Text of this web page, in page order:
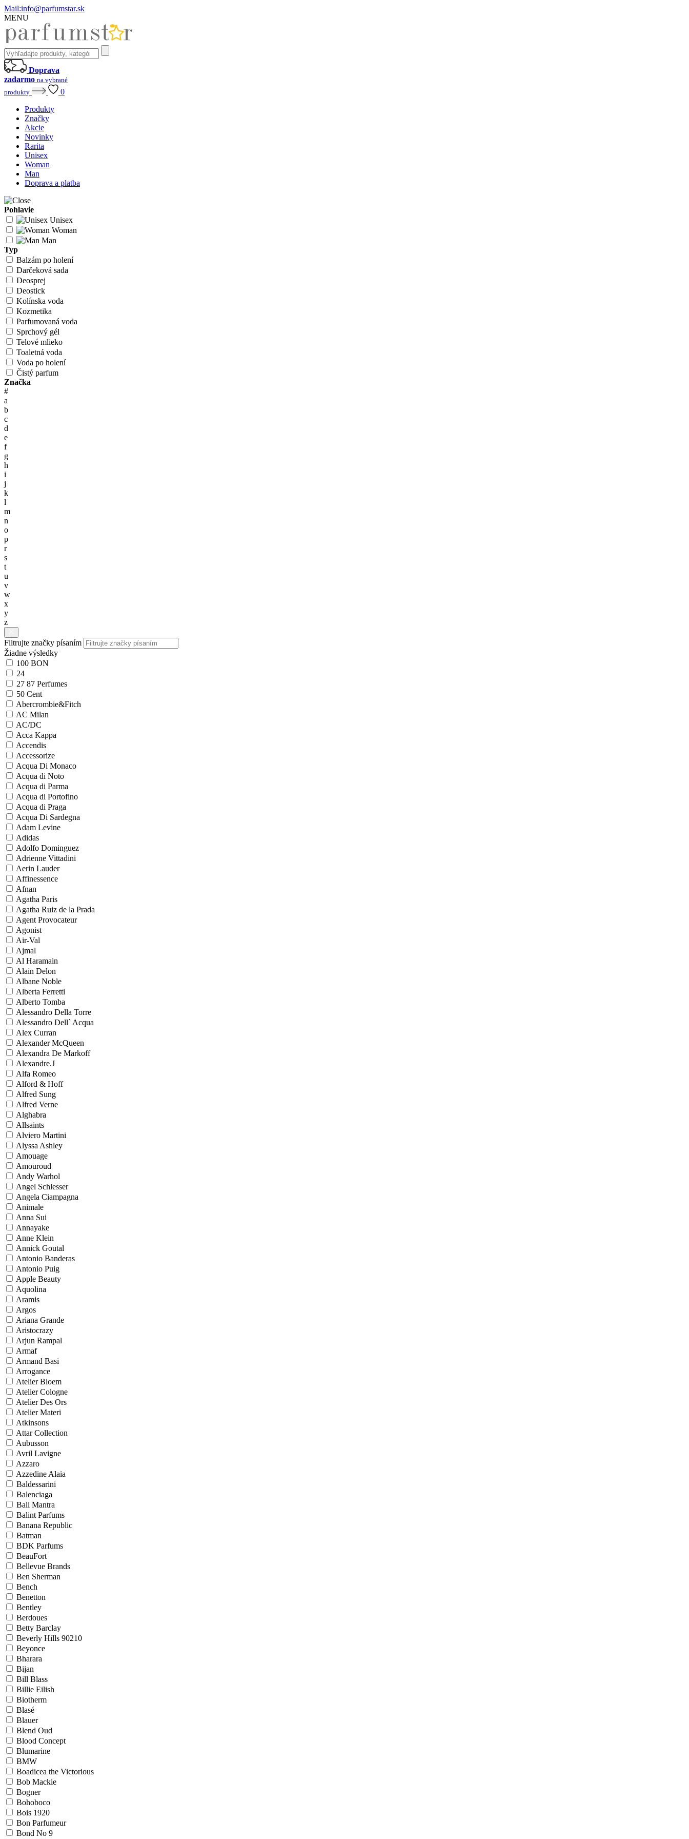
Mail:info@parfumstar.sk
MENU
Doprava
zadarmo na vybrané
produkty
0
Produkty
Značky
Akcie
Novinky
Rarita
Unisex
Woman
Man
Doprava a platba
Pohlavie
Unisex
Woman
Man
Typ
Balzám po holení
Darčeková sada
Deosprej
Deostick
Kolínska voda
Kozmetika
Parfumovaná voda
Sprchový gél
Telové mlieko
Toaletná voda
Voda po holení
Čistý parfum
Značka
#
a
b
c
d
e
f
g
h
i
j
k
l
m
n
o
p
r
s
t
u
v
w
x
y
z
Filtrujte značky písaním
Žiadne výsledky
100 BON
24
27 87 Perfumes
50 Cent
Abercrombie&Fitch
AC Milan
AC/DC
Acca Kappa
Accendis
Accessorize
Acqua Di Monaco
Acqua di Noto
Acqua di Parma
Acqua di Portofino
Acqua di Praga
Acqua Di Sardegna
Adam Levine
Adidas
Adolfo Dominguez
Adrienne Vittadini
Aerin Lauder
Affinessence
Afnan
Agatha Paris
Agatha Ruiz de la Prada
Agent Provocateur
Agonist
Air-Val
Ajmal
Al Haramain
Alain Delon
Albane Noble
Alberta Ferretti
Alberto Tomba
Alessandro Della Torre
Alessandro Dell` Acqua
Alex Curran
Alexander McQueen
Alexandra De Markoff
Alexandre.J
Alfa Romeo
Alford & Hoff
Alfred Sung
Alfred Verne
Alghabra
Allsaints
Alviero Martini
Alyssa Ashley
Amouage
Amouroud
Andy Warhol
Angel Schlesser
Angela Ciampagna
Animale
Anna Sui
Annayake
Anne Klein
Annick Goutal
Antonio Banderas
Antonio Puig
Apple Beauty
Aquolina
Aramis
Argos
Ariana Grande
Aristocrazy
Arjun Rampal
Armaf
Armand Basi
Arrogance
Atelier Bloem
Atelier Cologne
Atelier Des Ors
Atelier Materi
Atkinsons
Attar Collection
Aubusson
Avril Lavigne
Azzaro
Azzedine Alaia
Baldessarini
Balenciaga
Bali Mantra
Balint Parfums
Banana Republic
Batman
BDK Parfums
BeauFort
Bellevue Brands
Ben Sherman
Bench
Benetton
Bentley
Berdoues
Betty Barclay
Beverly Hills 90210
Beyonce
Bharara
Bijan
Bill Blass
Billie Eilish
Biotherm
Blasé
Blauer
Blend Oud
Blood Concept
Blumarine
BMW
Boadicea the Victorious
Bob Mackie
Bogner
Bohoboco
Bois 1920
Bon Parfumeur
Bond No 9